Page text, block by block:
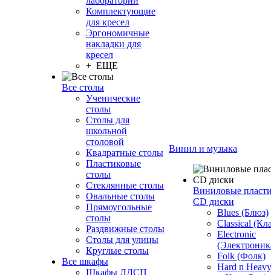
Комплектующие
для кресел
Эргономичные
накладки для
кресел
+ ЕЩЕ
Все столы
Ученические
столы
Столы для
школьной
столовой
Квадратные столы
Пластиковые
столы
Стеклянные столы
Овальные столы
Прямоугольные
столы
Раздвижные столы
Столы для улицы
Круглые столы
Все шкафы
Шкафы ЛДСП
Винил и музыка
Виниловые
CD диски
Blues (Блюз)
Classical
Electronic
Folk (Фолк)
Hard n